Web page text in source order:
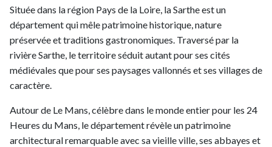
Située dans la région Pays de la Loire, la Sarthe est un
département qui mêle patrimoine historique, nature
préservée et traditions gastronomiques. Traversé par la
rivière Sarthe, le territoire séduit autant pour ses cités
médiévales que pour ses paysages vallonnés et ses villages de
caractère.
Autour de Le Mans, célèbre dans le monde entier pour les 24
Heures du Mans, le département révèle un patrimoine
architectural remarquable avec sa vieille ville, ses abbayes et